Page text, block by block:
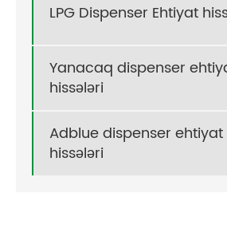
LPG Dispenser Ehtiyat
Yanacaq dispenser
hissələri
Adblue dispenser ehtiyat
hissələri